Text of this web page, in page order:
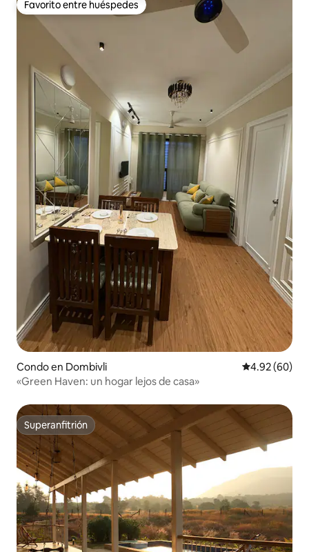
Favorito entre huéspedes
Favorito entre huéspedes
Condo en Dombivli Calificación
4.92 (60)
«Green Haven: un hogar lejos de casa»
Superanfitrión
Superanfitrión